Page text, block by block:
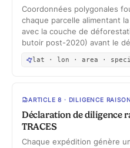
Coordonnées polygonales
chaque parcelle alimentant
avec la couche de
butoir post-2020) avant le
lat · lon · area ·
ARTICLE 8 · DILIGENCE
Déclaration de diligence
TRACES
Chaque expédition génère